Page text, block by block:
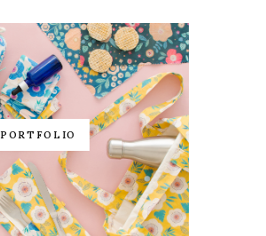
PORTFOLIO